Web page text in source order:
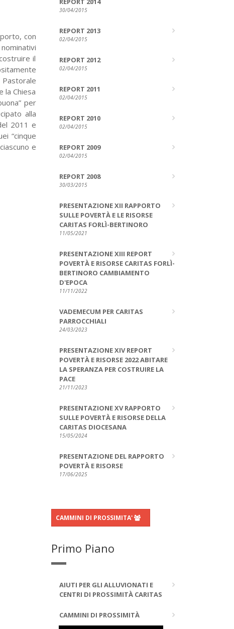
con
il
la Chiesa
per
alla
2011 e
“cinque
e
30/04/2015
REPORT 2013
02/04/2015
REPORT 2012
02/04/2015
REPORT 2011
02/04/2015
REPORT 2010
02/04/2015
REPORT 2009
02/04/2015
REPORT 2008
30/03/2015
PRESENTAZIONE XII RAPPORTO
SULLE POVERTÀ E LE RISORSE
CARITAS FORLÌ-BERTINORO
11/05/2021
PRESENTAZIONE XIII REPORT
POVERTÀ E RISORSE CARITAS FORLÌ-
BERTINORO CAMBIAMENTO
D'EPOCA
11/11/2022
VADEMECUM PER CARITAS
PARROCCHIALI
24/03/2023
PRESENTAZIONE XIV REPORT
POVERTÀ E RISORSE 2022 ABITARE
LA SPERANZA PER COSTRUIRE LA
PACE
21/11/2023
PRESENTAZIONE XV RAPPORTO
SULLE POVERTÀ E RISORSE DELLA
CARITAS DIOCESANA
15/05/2024
PRESENTAZIONE DEL RAPPORTO
POVERTÀ E RISORSE
17/06/2025
CAMMINI DI PROSSIMITA'
Primo Piano
AIUTI PER GLI ALLUVIONATI E
CENTRI DI PROSSIMITÀ CARITAS
CAMMINI DI PROSSIMITÀ